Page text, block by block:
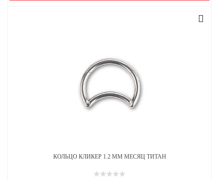
КОЛЬЦО КЛИКЕР 1.2 ММ МЕСЯЦ ТИТАН